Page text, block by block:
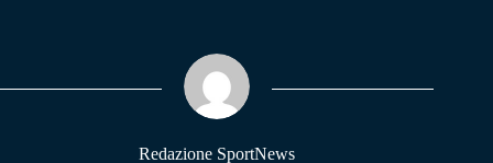
pp m
Redazione SportNews